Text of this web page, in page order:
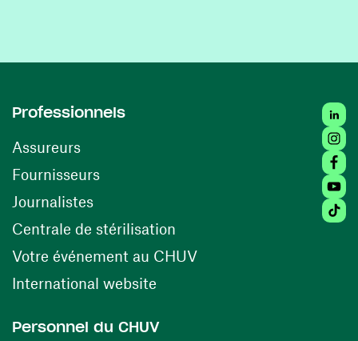
Professionnels
Assureurs
Fournisseurs(opens in a new window)
Journalistes
Centrale de stérilisation (opens in a new window)
Votre événement au CHUV(opens in a new
International website
Personnel du CHUV